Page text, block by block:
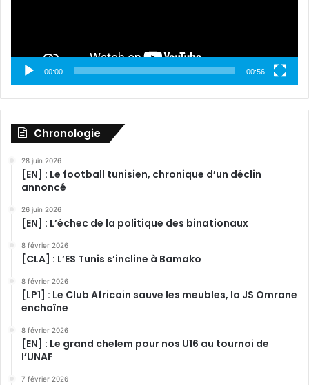
00:00 00:56
Chronologie
28 juin 2026
[EN] : Le football tunisien, chronique d’un déclin
annoncé
26 juin 2026
[EN] : L’échec de la politique des binationaux
8 février 2026
[CLA] : L’ES Tunis s’incline à Bamako
8 février 2026
[LP1] : Le Club Africain sauve les meubles, la JS Omrane
enchaîne
8 février 2026
[EN] : Le grand chelem pour nos U16 au tournoi de
l’UNAF
7 février 2026